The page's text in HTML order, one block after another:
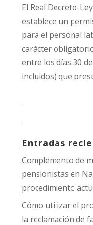
El Real Decreto-
establece un
para el personal
carácter
entre los días 30
incluidos) que
Entradas
Complemento de
pensionistas en
procedimiento
Cómo utilizar el
la reclamación de